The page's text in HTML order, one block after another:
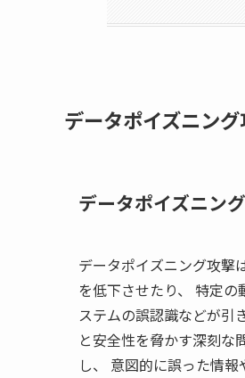
データポイズニン
データポイズニン
データポイズニング攻撃
を低下させたり、 特定
ステムの誤認識などが引
と安全性を脅かす深刻な
し、 意図的に誤った情